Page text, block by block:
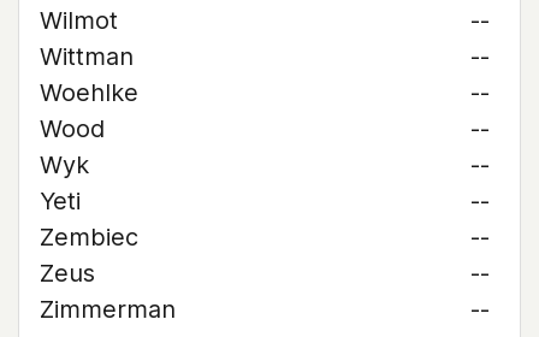
Wilmot
--
Wittman
--
Woehlke
--
Wood
--
Wyk
--
Yeti
--
Zembiec
--
Zeus
--
Zimmerman
--